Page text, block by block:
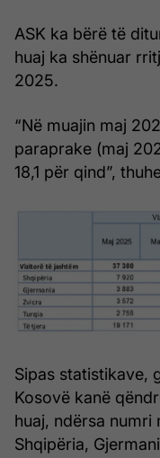
ASK ka bërë të
huaj ka shënuar
2025.
“Në muajin maj
paraprake (maj
18,1 për qind”,
Sipas statistikave,
Kosovë kanë
huaj, ndërsa numri
Shqipëria,